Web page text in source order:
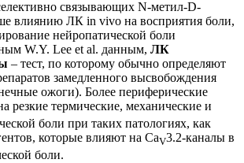
связывающих N-метил-D-
влиянию ЛК in vivo на восприятия боли,
нейропатической боли
W.Y. Lee et al. данным, ЛК
– тест, по которому обычно определяют
замедленного высвобождения
ожоги). Более периферические
резкие термические, механические и
боли при таких патологиях, как
которые влияют на CaV3.2-каналы в
боли.